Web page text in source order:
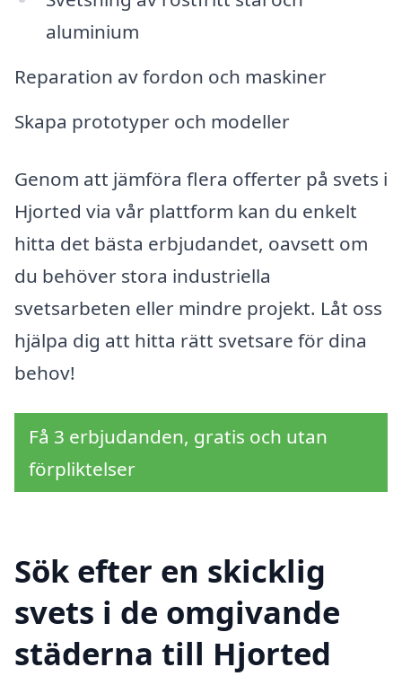
aluminium
Reparation av fordon och maskiner
Skapa prototyper och modeller
Genom att jämföra flera offerter på svets i
Hjorted via vår plattform kan du enkelt
hitta det bästa erbjudandet, oavsett om
du behöver stora industriella
svetsarbeten eller mindre projekt. Låt oss
hjälpa dig att hitta rätt svetsare för dina
behov!
Få 3 erbjudanden, gratis och utan
förpliktelser
Sök efter en skicklig
svets i de omgivande
städerna till Hjorted